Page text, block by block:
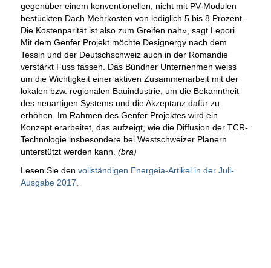
gegenüber einem konventionellen, nicht mit PV-Modulen
bestückten Dach Mehrkosten von lediglich 5 bis 8 Prozent.
Die Kostenparität ist also zum Greifen nah», sagt Lepori.
Mit dem Genfer Projekt möchte Designergy nach dem
Tessin und der Deutschschweiz auch in der Romandie
verstärkt Fuss fassen. Das Bündner Unternehmen weiss
um die Wichtigkeit einer aktiven Zusammenarbeit mit der
lokalen bzw. regionalen Bauindustrie, um die Bekanntheit
des neuartigen Systems und die Akzeptanz dafür zu
erhöhen. Im Rahmen des Genfer Projektes wird ein
Konzept erarbeitet, das aufzeigt, wie die Diffusion der TCR-
Technologie insbesondere bei Westschweizer Planern
unterstützt werden kann. (bra)
Lesen Sie den vollständigen Energeia-Artikel in der Juli-
Ausgabe 2017.